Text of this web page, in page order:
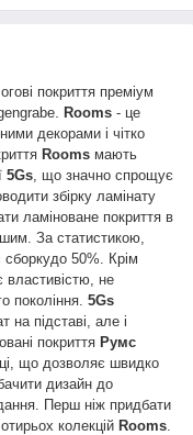
покриття преміум
Rooms - це
декорами і чітко
Rooms мають
5Gs , що значно спрощує
збірку ламінату
ламіноване покриття в
За статистикою,
50%. Крім
властивістю, не
покоління. 5Gs
на підставі, але і
покриття Румс
що дозволяє швидко
дизайн до
Перш ніж придбати
колекцій Rooms